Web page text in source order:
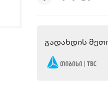
Გადახდის